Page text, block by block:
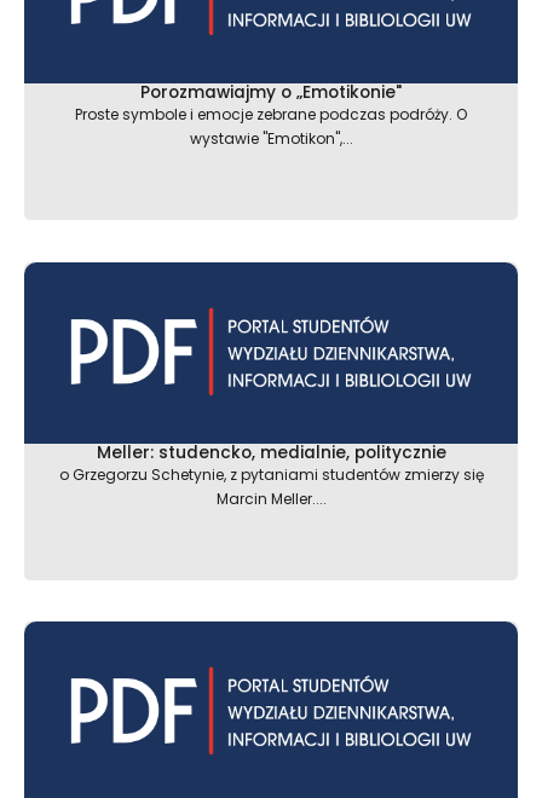
Porozmawiajmy o „Emotikonie"
Proste symbole i emocje zebrane podczas podróży. O
wystawie "Emotikon",...
Meller: studencko, medialnie, politycznie
o Grzegorzu Schetynie, z pytaniami studentów zmierzy się
Marcin Meller....